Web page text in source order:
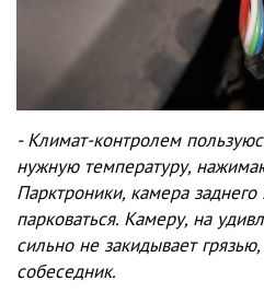
- Климат-контролем
нужную температуру,
Парктроники, камера
парковаться. Камеру, на
сильно не закидывает
собеседник.